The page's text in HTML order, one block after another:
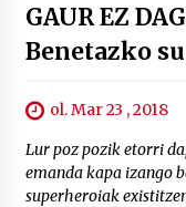
GAUR EZ
Benetazko
ol. Mar 23 , 2018
Lur poz pozik etorri
emanda kapa izango
superheroiak